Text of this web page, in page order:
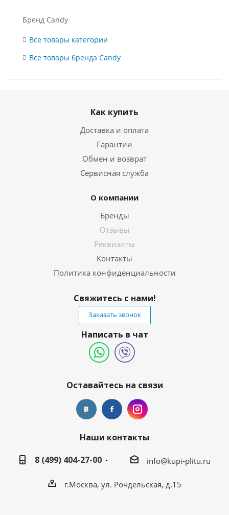
Бренд Candy
Все товары категории
Все товары бренда Candy
Как купить
Доставка и оплата
Гарантии
Обмен и возврат
Сервисная служба
О компании
Бренды
Отзывы
Реквизиты
Контакты
Политика конфиденциальности
Свяжитесь с нами!
Заказать звонок
Написать в чат
Оставайтесь на связи
Наши контакты
8 (499) 404-27-00
info@kupi-plitu.ru
г.Москва, ул. Рочдельская, д.15